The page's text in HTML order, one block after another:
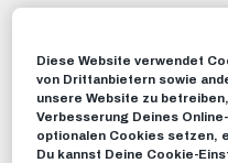
EMPFOHLENE VIDEOS
RBS-
Diese Website verwendet
von Drittanbietern sowie
unsere Website zu
Verbesserung Deines
optionalen Cookies setzen,
Du kannst Deine Cookie-